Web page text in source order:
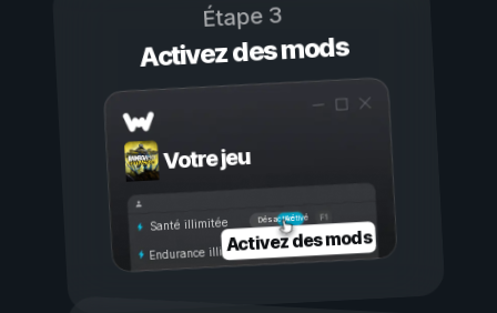
Étape 3
Activez des mods
Votre jeu
Activé
Désactivé
Santé illimitée
Endurance illimitéeActivez des mods